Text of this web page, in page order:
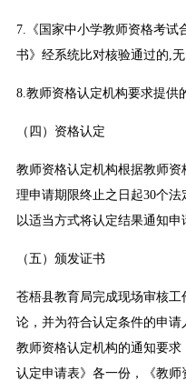
7.《国家中小学教师资格考试
书》经系统比对核验通过的,
8.教师资格认定机构要求提供
（四）资格认定
教师资格认定机构根据教师
理申请期限终止之日起30个
以适当方式将认定结果通知申
（五）颁发证书
苍梧县教育局完成现场审核
论，并为符合认定条件的申
教师资格认定机构的通知要
认定申请表》各一份，《教